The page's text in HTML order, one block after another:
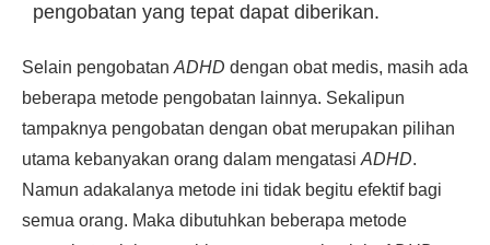
pengobatan yang tepat dapat diberikan.
Selain pengobatan ADHD dengan obat medis, masih ada
beberapa metode pengobatan lainnya. Sekalipun
tampaknya pengobatan dengan obat merupakan pilihan
utama kebanyakan orang dalam mengatasi ADHD.
Namun adakalanya metode ini tidak begitu efektif bagi
semua orang. Maka dibutuhkan beberapa metode